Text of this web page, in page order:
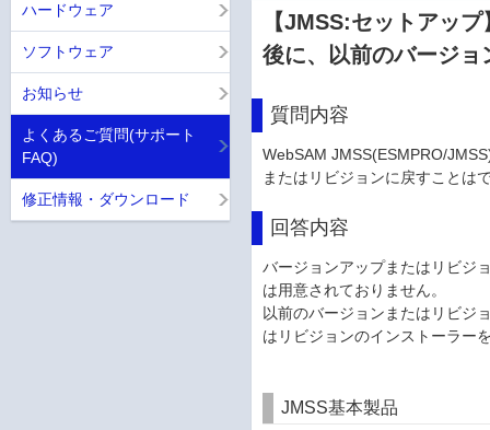
【JMSS:セットアッ
後に、以前のバージ
質問内容
WebSAM JMSS(ESMPRO/
またはリビジョンに戻すことは
回答内容
バージョンアップまたはリビジ
は用意されておりません。
以前のバージョンまたはリビジ
はリビジョンのインストーラー
JMSS基本製品
ハードウェア
ソフトウェア
お知らせ
よくあるご質問(サポート
FAQ)
修正情報・ダウンロード